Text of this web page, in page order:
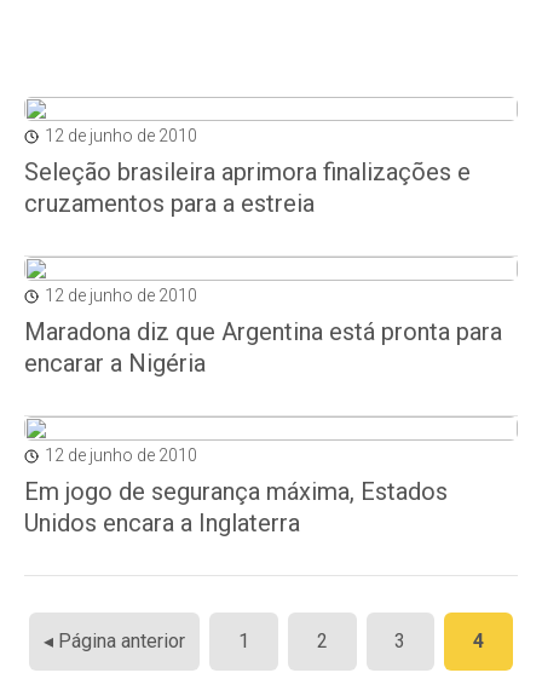
12 de junho de 2010
Seleção brasileira aprimora finalizações e
cruzamentos para a estreia
12 de junho de 2010
Maradona diz que Argentina está pronta para
encarar a Nigéria
12 de junho de 2010
Em jogo de segurança máxima, Estados
Unidos encara a Inglaterra
Paginação
de
◂ Página anterior 1 2 3 4